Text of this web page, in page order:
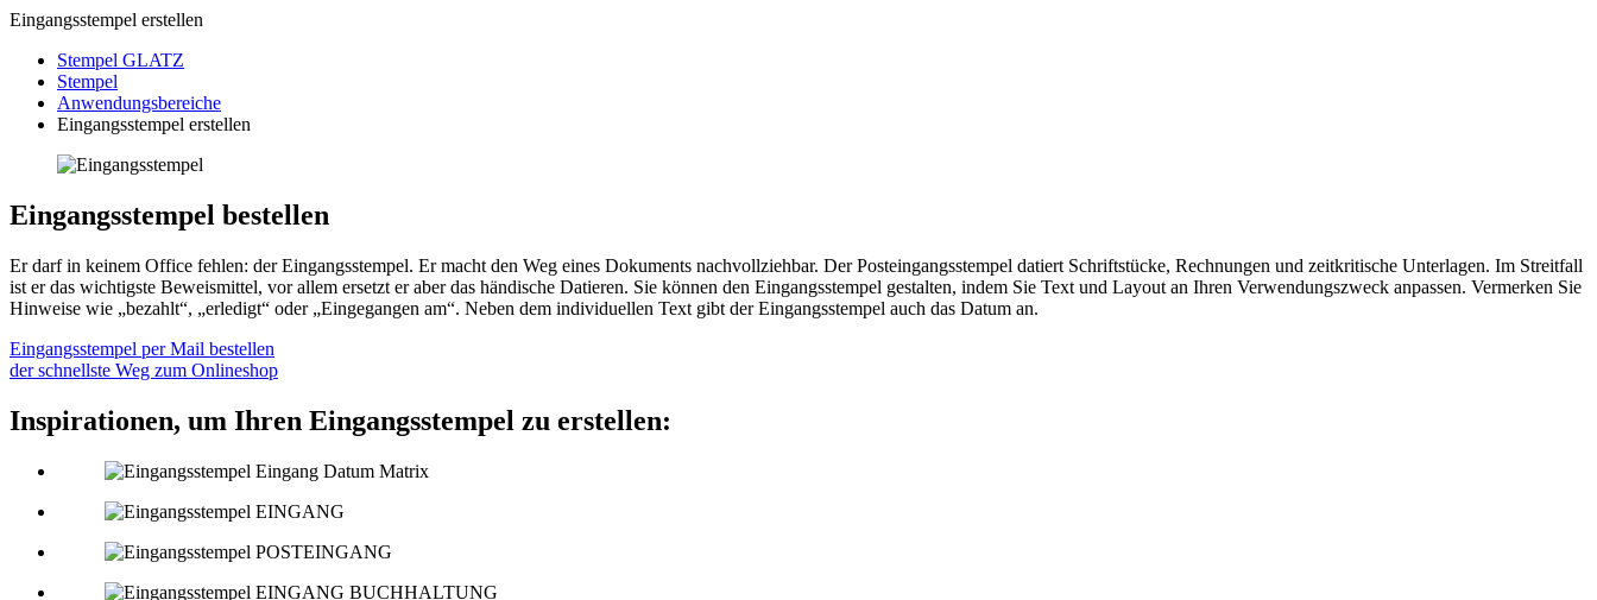
Eingangsstempel erstellen
Stempel GLATZ
Stempel
Anwendungsbereiche
Eingangsstempel erstellen
Eingangsstempel bestellen
Er darf in keinem Office fehlen: der Eingangsstempel. Er macht den Weg eines Dokuments nachvollziehbar. Der Posteingangsstempel datiert Schriftstücke, Rechnungen und zeitkritische Unterlagen. Im Streitfall
ist er das wichtigste Beweismittel, vor allem ersetzt er aber das händische Datieren. Sie können den Eingangsstempel gestalten, indem Sie Text und Layout an Ihren Verwendungszweck anpassen. Vermerken Sie
Hinweise wie „bezahlt“, „erledigt“ oder „Eingegangen am“. Neben dem individuellen Text gibt der Eingangsstempel auch das Datum an.
Eingangsstempel per Mail bestellen
der schnellste Weg zum Onlineshop
Inspirationen, um Ihren Eingangsstempel zu erstellen: